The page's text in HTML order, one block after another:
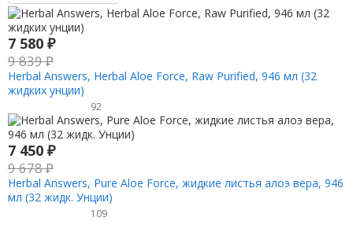
7 580 ₽
9 839₽
Herbal Answers, Herbal Aloe Force, Raw Purified, 946 мл (32
жидких унции)
92
7 450 ₽
9 678₽
Herbal Answers, Pure Aloe Force, жидкие листья алоэ вера, 946
мл (32 жидк. Унции)
109